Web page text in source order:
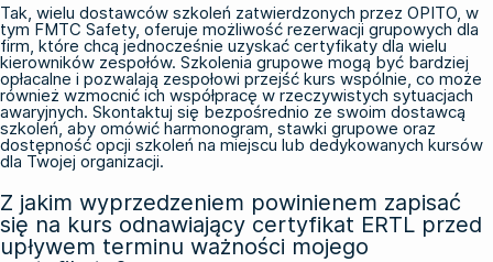
Tak, wielu dostawców szkoleń zatwierdzonych przez OPITO, w
tym FMTC Safety, oferuje możliwość rezerwacji grupowych dla
firm, które chcą jednocześnie uzyskać certyfikaty dla wielu
kierowników zespołów. Szkolenia grupowe mogą być bardziej
opłacalne i pozwalają zespołowi przejść kurs wspólnie, co może
również wzmocnić ich współpracę w rzeczywistych sytuacjach
awaryjnych. Skontaktuj się bezpośrednio ze swoim dostawcą
szkoleń, aby omówić harmonogram, stawki grupowe oraz
dostępność opcji szkoleń na miejscu lub dedykowanych kursów
dla Twojej organizacji.
Z jakim wyprzedzeniem powinienem zapisać
się na kurs odnawiający certyfikat ERTL przed
upływem terminu ważności mojego